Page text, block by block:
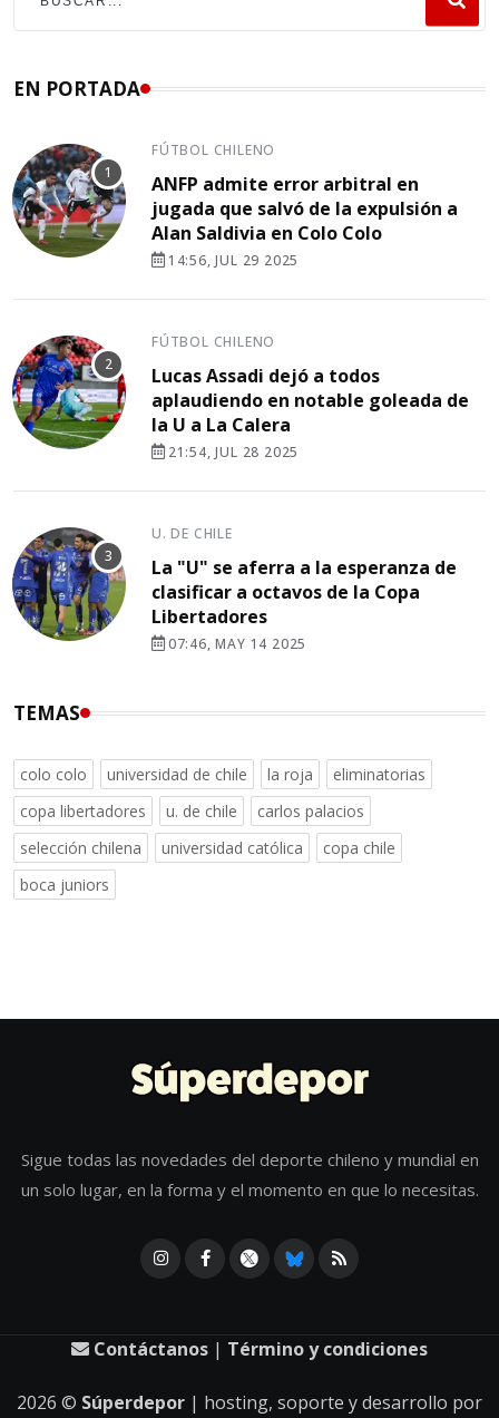
EN PORTADA
FÚTBOL CHILENO
ANFP admite error arbitral en
jugada que salvó de la expulsión a
Alan Saldivia en Colo Colo
14:56, JUL 29 2025
FÚTBOL CHILENO
Lucas Assadi dejó a todos
aplaudiendo en notable goleada de
la U a La Calera
21:54, JUL 28 2025
U. DE CHILE
La "U" se aferra a la esperanza de
clasificar a octavos de la Copa
Libertadores
07:46, MAY 14 2025
TEMAS
colo colo universidad de chile la roja
eliminatorias
copa libertadores
u. de chile
carlos palacios
selección chilena
universidad católica
copa chile
boca juniors
Sigue todas las novedades del deporte chileno y mundial en
un solo lugar, en la forma y el momento en que lo necesitas.
Contáctanos | Término y condiciones
2026 © Súperdepor | hosting, soporte y desarrollo por